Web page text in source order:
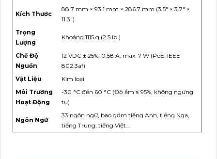
Kích Thước
88.7 mm × 93.1 mm × 286.7 mm (3.5" × 3.7" ×
11.3")
Trọng
Lượng
Khoảng 1115 g (2.5 lb.)
Chế Độ
Nguồn
12 VDC ± 25%, 0.58 A, max. 7 W (PoE: IEEE
802.3af)
Vật Liệu
Kim loại
Môi Trường
Hoạt Động
-30 °C đến 60 °C (Độ ẩm ≤ 95%, không ngưng
tụ)
Ngôn Ngữ
33 ngôn ngữ, bao gồm tiếng Anh, tiếng Nga,
tiếng Trung, tiếng Việt...